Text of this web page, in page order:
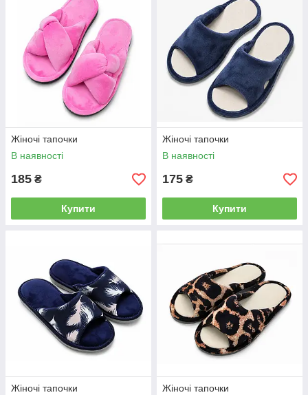
Жіночі тапочки
В наявності
185 ₴
Купити
Жіночі тапочки
В наявності
175 ₴
Купити
Жіночі тапочки
Жіночі тапочки